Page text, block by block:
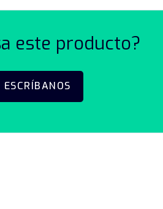
este producto?
ESCRÍBANOS